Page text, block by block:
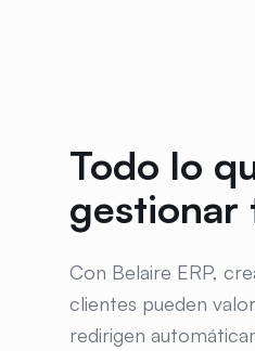
Todo lo
gestionar
Con Belaire ERP,
clientes pueden
redirigen